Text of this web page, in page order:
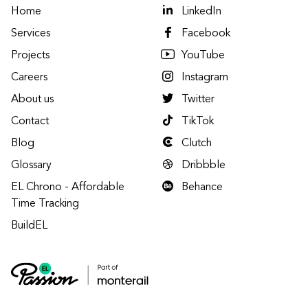
Home
Services
Projects
Careers
About us
Contact
Blog
Glossary
EL Chrono - Affordable
Time Tracking
BuildEL
LinkedIn
Facebook
YouTube
Instagram
Twitter
TikTok
Clutch
Dribbble
Behance